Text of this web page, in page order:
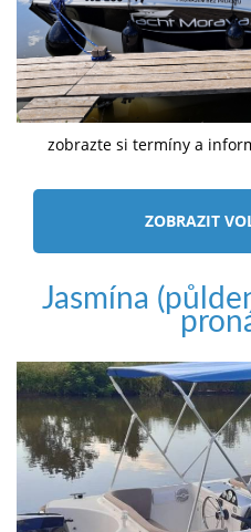
zobrazte si termíny a
ZOBRAZIT
Jasmína